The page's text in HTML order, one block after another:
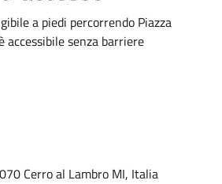
a piedi percorrendo Piazza
accessibile senza barriere
Cerro al Lambro MI, Italia